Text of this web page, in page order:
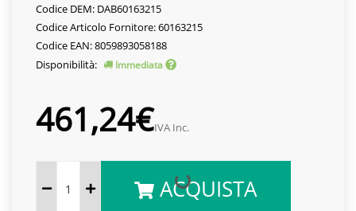
Codice DEM: DAB60163215
Codice Articolo Fornitore: 60163215
Codice EAN: 8059893058188
Disponibilità:
Immediata
461,24€IVA Inc.
ACQUISTA